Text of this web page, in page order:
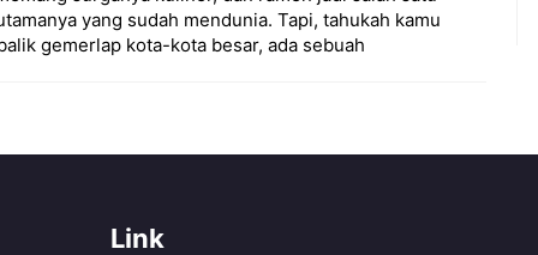
yang sudah mendunia. Tapi, tahukah kamu
gemerlap kota-kota besar, ada sebuah
Link